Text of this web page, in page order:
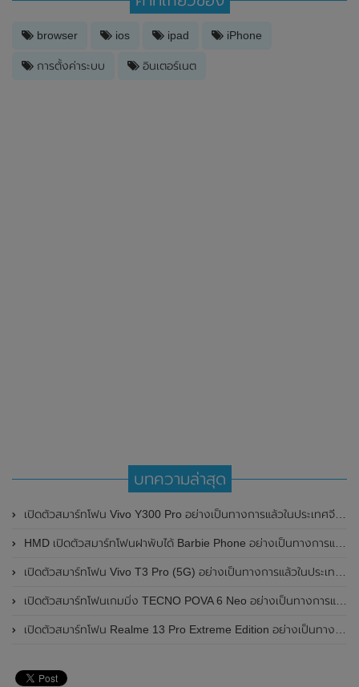
browser ios ipad iPhone
การตั้งค่าระบบ อินเตอร์เนต
บทความล่าสุด
เปิดตัวสมาร์ทโฟน Vivo Y300 Pro อย่างเป็นทางการแล้วในประเทศจีน มาพร้อมดีไซน์พรีเมี่ยม ทนทาน และแบตเตอรี่สุดอึดขนาดใหญ่ 6,500mAh พร้อมรองรับการชาร์จไว 80W
HMD เปิดตัวสมาร์ทโฟนฝาพับได้ Barbie Phone อย่างเป็นทางการแล้ว มาพร้อมธีมสีชมพูสดใส
เปิดตัวสมาร์ทโฟน Vivo T3 Pro (5G) อย่างเป็นทางการแล้วในประเทศอินเดีย
เปิดตัวสมาร์ทโฟนเกมมิ่ง TECNO POVA 6 Neo อย่างเป็นทางการแล้วในประเทศไทย ในราคา 8,499 บาท
เปิดตัวสมาร์ทโฟน Realme 13 Pro Extreme Edition อย่างเป็นทางการแล้วในประเทศจีน